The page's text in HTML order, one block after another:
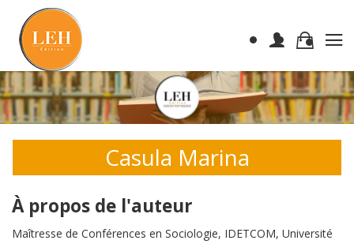
Casula Marina
À propos de l'auteur
Maîtresse de Conférences en Sociologie, IDETCOM, Université